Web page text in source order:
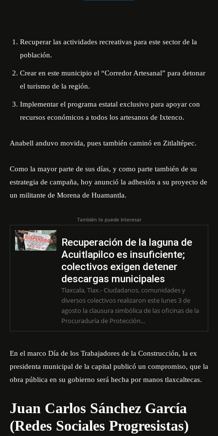
Recuperar las actividades recreativas para este sector de la
población.
Crear en este municipio el “Corredor Artesanal” para detonar
el turismo de la región.
Implementar el programa estatal exclusivo para apoyar con
recursos económicos a todos los artesanos de Ixtenco.
Anabell anduvo movida, pues también caminó en Zitlaltépec.
Como la mayor parte de sus días, y como parte también de su
estrategia de campaña, hoy anunció la adhesión a su proyecto de
un militante de Morena de Huamantla.
También te puede interesar
Recuperación de la laguna de
Acuitlapilco es insuficiente;
colectivos exigen detener
descargas municipales
Tlaxcala, Tlax.- Ciudadanos, comunidades y
diversos colectivos realizaron este lunes 3 de
agosto la clausura simbólica de las oficinas de la
Procuraduría de Protección...
En el marco Día de los Trabajadores de la Construcción, la ex
presidenta municipal de la capital publicó un compromiso, que la
obra pública en su gobierno será hecha por manos tlaxcaltecas.
Juan Carlos Sánchez García
(Redes Sociales Progresistas)